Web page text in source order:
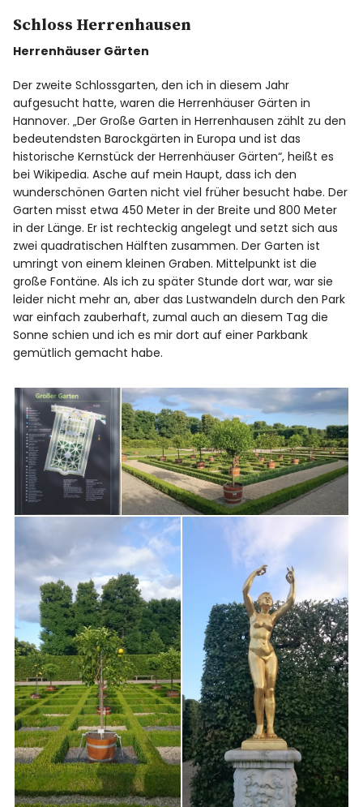
Schloss Herrenhausen
Herrenhäuser Gärten
Der zweite Schlossgarten, den ich in diesem Jahr
aufgesucht hatte, waren die Herrenhäuser Gärten in
Hannover. „Der Große Garten in Herrenhausen zählt zu den
bedeutendsten Barockgärten in Europa und ist das
historische Kernstück der Herrenhäuser Gärten“, heißt es
bei Wikipedia. Asche auf mein Haupt, dass ich den
wunderschönen Garten nicht viel früher besucht habe. Der
Garten misst etwa 450 Meter in der Breite und 800 Meter
in der Länge. Er ist rechteckig angelegt und setzt sich aus
zwei quadratischen Hälften zusammen. Der Garten ist
umringt von einem kleinen Graben. Mittelpunkt ist die
große Fontäne. Als ich zu später Stunde dort war, war sie
leider nicht mehr an, aber das Lustwandeln durch den Park
war einfach zauberhaft, zumal auch an diesem Tag die
Sonne schien und ich es mir dort auf einer Parkbank
gemütlich gemacht habe.